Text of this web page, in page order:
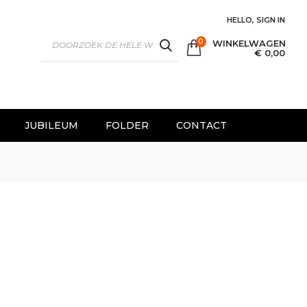
HELLO, SIGN IN
SEARCH WINKELWAGEN
€ 0,00
0
JUBILEUM FOLDER CONTACT